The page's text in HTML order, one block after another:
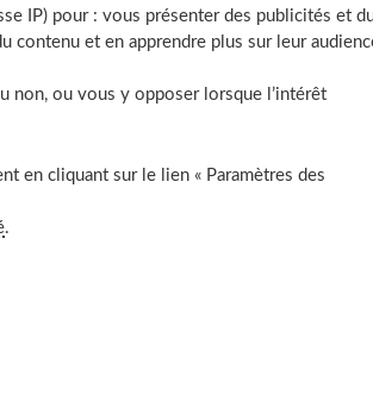
IP) pour : vous présenter des publicités et
contenu et en apprendre plus sur leur
non, ou vous y opposer lorsque l’intérêt
en cliquant sur le lien « Paramètres des
.